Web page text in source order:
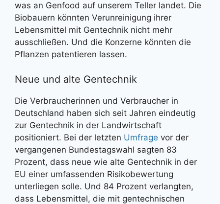
was an Genfood auf unserem Teller landet. Die
Biobauern könnten Verunreinigung ihrer
Lebensmittel mit Gentechnik nicht mehr
ausschließen. Und die Konzerne könnten die
Pflanzen patentieren lassen.
Neue und alte Gentechnik
Die Verbraucherinnen und Verbraucher in
Deutschland haben sich seit Jahren eindeutig
zur Gentechnik in der Landwirtschaft
positioniert. Bei der letzten Umfrage vor der
vergangenen Bundestagswahl sagten 83
Prozent, dass neue wie alte Gentechnik in der
EU einer umfassenden Risikobewertung
unterliegen solle. Und 84 Prozent verlangten,
dass Lebensmittel, die mit gentechnischen